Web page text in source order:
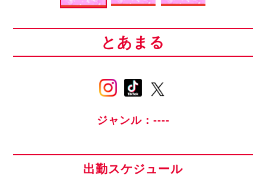
とあまる
ジャンル：----
出勤スケジュール